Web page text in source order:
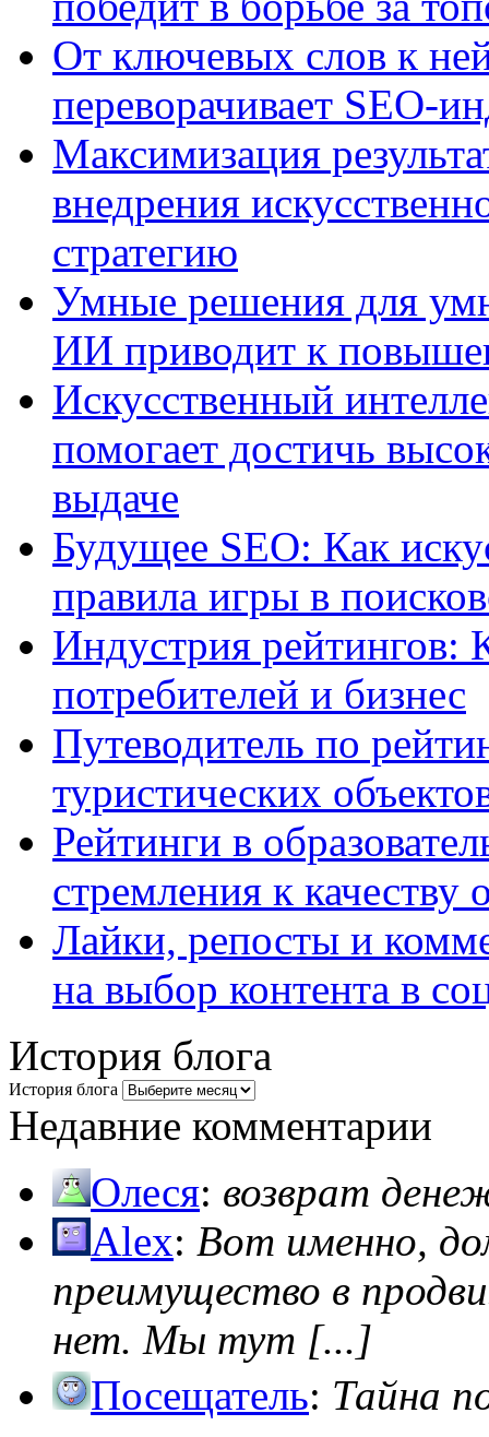
От ключевых слов к
переворачивает SEO-
Максимизация
внедрения
стратегию
Умные решения для
ИИ приводит к
Искусственный
помогает достичь
выдаче
Будущее SEO: Как
правила игры в
Индустрия рейтингов:
потребителей и бизнес
Путеводитель по
туристических
Рейтинги в
стремления к качеству
Лайки, репосты и
на выбор контента в
История блога
История блога
Недавние комментарии
Олеся: возврат
Alex: Вот именно,
преимущество в
нет. Мы тут [...]
Посещатель: Тайна